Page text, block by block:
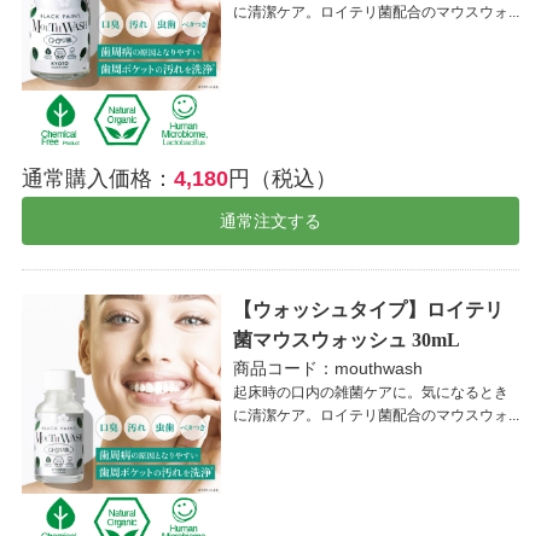
に清潔ケア。ロイテリ菌配合のマウスウォ...
通常購入価格： 4,180円（税込）
通常注文する
【ウォッシュタイプ】ロイテリ
菌マウスウォッシュ 30mL
商品コード：mouthwash
起床時の口内の雑菌ケアに。気になるとき
に清潔ケア。ロイテリ菌配合のマウスウォ...